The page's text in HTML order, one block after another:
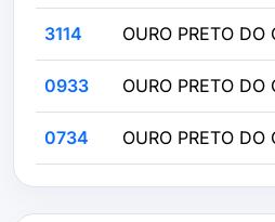
3114 OURO PRETO DO
0933 OURO PRETO DO
0734 OURO PRETO DO